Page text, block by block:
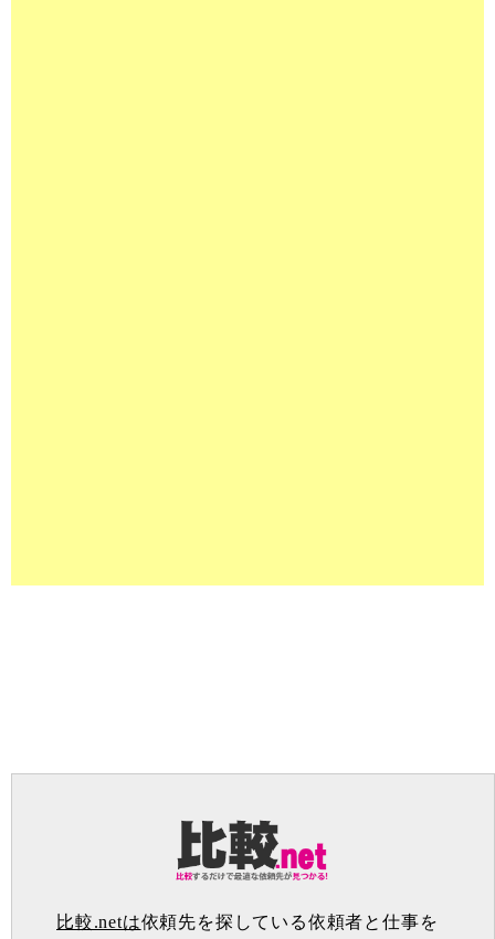
比較.netは依頼先を探している依頼者と仕事を